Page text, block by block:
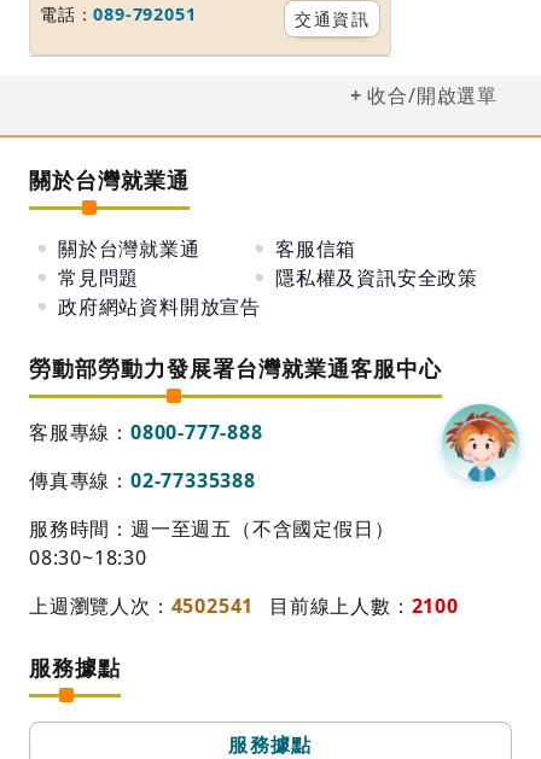
電話：089-792051 交通資訊
收合/開啟選單
關於台灣就業通
關於台灣就業通
客服信箱
常見問題
隱私權及資訊安全政策
政府網站資料開放宣告
勞動部勞動力發展署台灣就業通客服中心
客服專線： 0800-777-888
傳真專線： 02-77335388
服務時間：週一至週五（不含國定假日）
08:30~18:30
上週瀏覽人次： 4502541 目前線上人數： 2100
服務據點
服務據點